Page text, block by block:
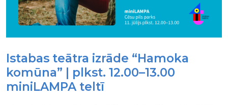
Istabas teātra izrāde “Hamoka
komūna” | plkst. 12.00–13.00
miniLAMPA teltī